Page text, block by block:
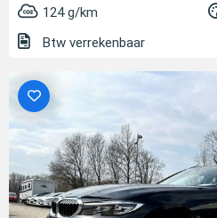
124 g/km
Btw verrekenbaar